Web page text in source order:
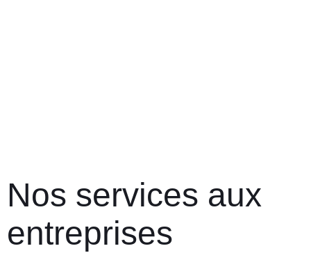
Nos services aux
entreprises